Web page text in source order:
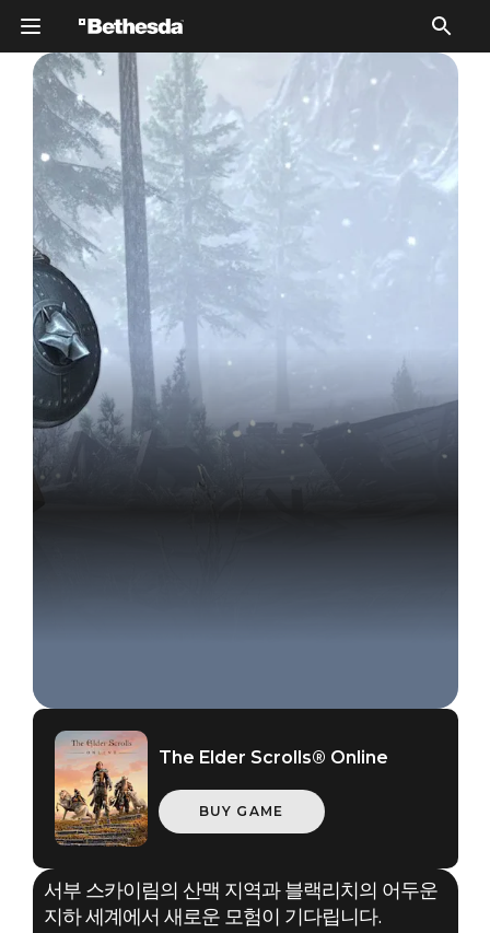
The Elder Scrolls® Online
BUY GAME
서부 스카이림의 산맥 지역과 블랙리치의 어두운
지하 세계에서 새로운 모험이 기다립니다.